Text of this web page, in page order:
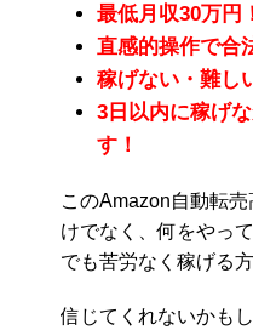
最低月収30万円！
直感的操作で合
稼げない・難し
3日以内に稼げ
す！
このAmazon自動転
けでなく、何をやっ
でも苦労なく稼げる
信じてくれないかも